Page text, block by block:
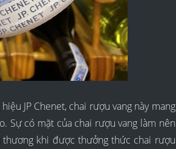
JP Chenet, chai rượu vang này mang
Sự có mặt của chai rượu vang làm nên
thương khi được thưởng thức chai rượu